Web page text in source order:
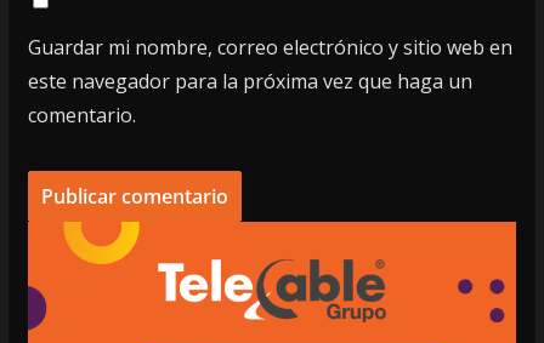
Guardar mi nombre, correo electrónico y sitio web en
este navegador para la próxima vez que haga un
comentario.